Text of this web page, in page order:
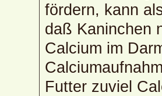
fördern, kann
daß Kaninchen
Calcium im
Futter zuviel